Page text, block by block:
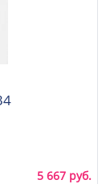
5 667 руб.